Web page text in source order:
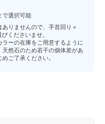
で選択可能
りませんので、手首回り＋
くださいませ。
ラーの在庫をご用意するように
然石のため若干の個体差があ
ご了承ください。